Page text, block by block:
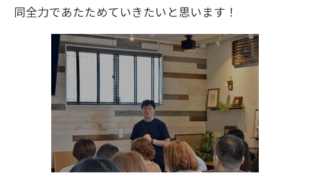
同全力であたためていきたいと思います！